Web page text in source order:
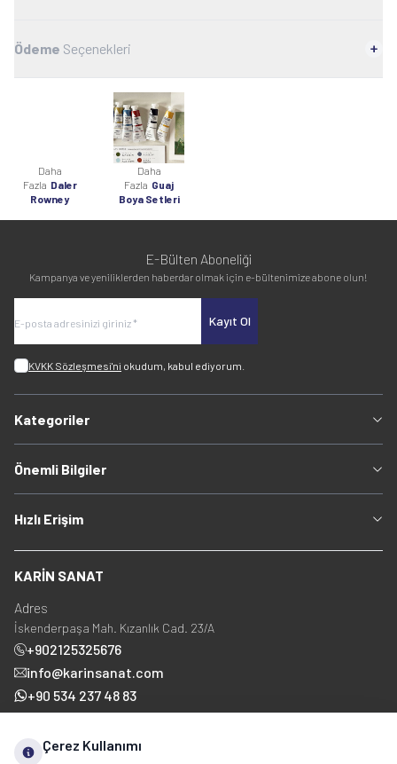
Ödeme Seçenekleri
Daha
Fazla Daler
Rowney
Daha
Fazla Guaj
Boya Setleri
E-Bülten Aboneliği
Kampanya ve yeniliklerden haberdar olmak için e-bültenimize abone olun!
Kayıt Ol
KVKK Sözleşmesi'ni okudum, kabul ediyorum.
Kategoriler
Önemli Bilgiler
Hızlı Erişim
KARİN SANAT
Adres
İskenderpaşa Mah. Kızanlık Cad. 23/A
+902125325676
info@karinsanat.com
+90 534 237 48 83
Çerez Kullanımı